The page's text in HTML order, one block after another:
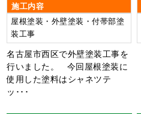
施工内容
屋根塗装・外壁塗装・付帯部塗
装工事
名古屋市西区で外壁塗装工事を
行いました。 今回屋根塗装に
使用した塗料はシャネツテ
ッ･･･